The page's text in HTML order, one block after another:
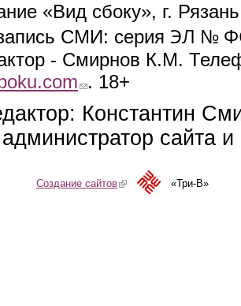
«Вид сбоку», г.
СМИ: серия ЭЛ №
- Смирнов К.М.
(link sends e-mail)
. 18+
Константин
сайта
Создание сайтов(link is external)«Три-В»